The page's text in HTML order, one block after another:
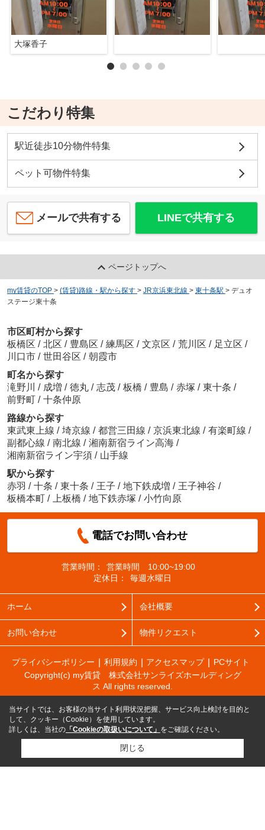
大塚香子
こだわり特集
駅近徒歩10分物件特集
ペット可物件特集
メールで共有する LINEで共有する
ページトップへ
my賃貸のTOP > (賃貸)路線・駅から探す > JR京浜東北線 > 東十条駅 > デュオ
ステージ東十条
市区町村から探す
板橋区 / 北区 / 豊島区 / 練馬区 / 文京区 / 荒川区 / 足立区 /
川口市 / 世田谷区 / 朝霞市
町名から探す
滝野川 / 成増 / 徳丸 / 志茂 / 板橋 / 豊島 / 赤塚 / 東十条 /
前野町 / 十条仲原
路線から探す
東武東上線 / 埼京線 / 都営三田線 / 京浜東北線 / 有楽町線 /
副都心線 / 南北線 / 湘南新宿ライン高海 /
湘南新宿ライン宇須 / 山手線
駅から探す
赤羽 / 十条 / 東十条 / 王子 / 地下鉄成増 / 王子神谷 /
板橋本町 / 上板橋 / 地下鉄赤塚 / 小竹向原
電話でお問い合わせ
営業時間：
営業時間 10:00~19:00
定休日：
毎週水曜日
ホーム 会社概要
お問い合わせ 物件リクエスト
プライバシーポリシー 利用規約 アクセスマップ
PCサイト
Copyright(c) my賃貸 株式会社サンライズホールディング
ス All rights reserved.
当サイトでは、お客様の当サイト利用状況把握、サービス向上検討を目的と
して、クッキー（Cookie）を使用しています。
詳しくは、当社の 「Cookieの取扱いについて」 をご確認ください。
閉じる